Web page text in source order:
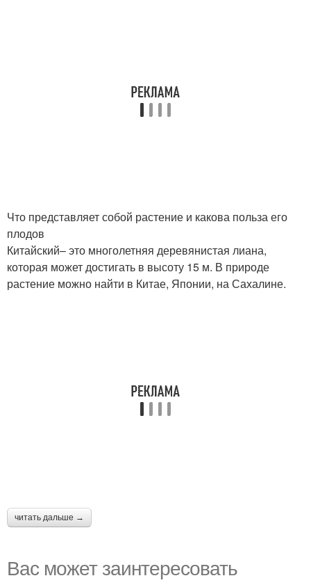
Что представляет собой растение и какова польза его
плодов
Китайский– это многолетняя деревянистая лиана,
которая может достигать в высоту 15 м. В природе
растение можно найти в Китае, Японии, на Сахалине.
читать дальше →
Вас может заинтересовать